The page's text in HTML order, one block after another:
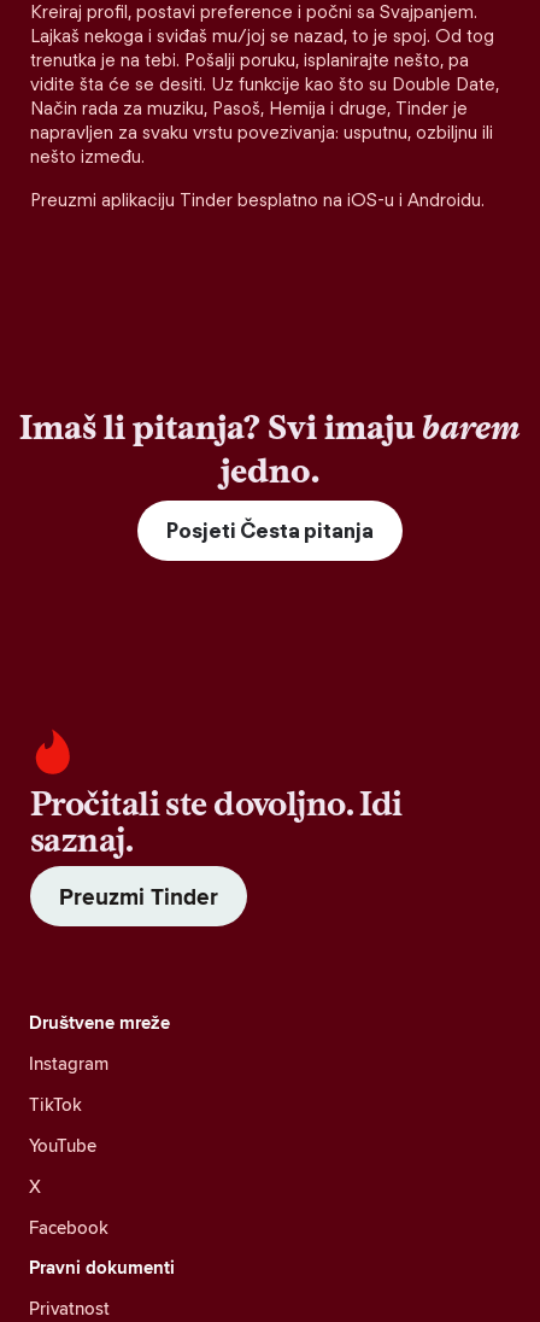
Kreiraj profil, postavi preference i počni sa Svajpanjem.
Lajkaš nekoga i sviđaš mu/joj se nazad, to je spoj. Od tog
trenutka je na tebi. Pošalji poruku, isplanirajte nešto, pa
vidite šta će se desiti. Uz funkcije kao što su Double Date,
Način rada za muziku, Pasoš, Hemija i druge, Tinder je
napravljen za svaku vrstu povezivanja: usputnu, ozbiljnu ili
nešto između.
Preuzmi aplikaciju Tinder besplatno na iOS-u i Androidu.
Imaš li pitanja? Svi imaju barem
jedno.
Posjeti Česta pitanja
Pročitali ste dovoljno. Idi
saznaj.
Preuzmi Tinder
Društvene mreže
Instagram
TikTok
YouTube
X
Facebook
Pravni dokumenti
Privatnost